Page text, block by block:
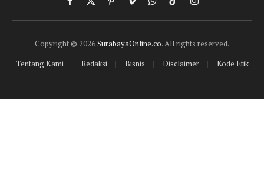
Facebook
X
(Twitter)
PinterestVimeoWhatsApp
TikTokInstagram
Copyright © 2026SurabayaOnline.co. All rights reserved.
Tentang Kami
Redaksi Bisnis Disclaimer Kode Etik